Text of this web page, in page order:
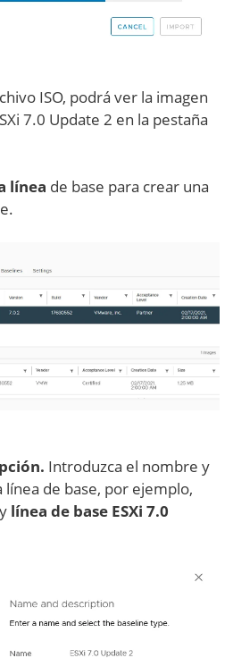
ISO, podrá ver la imagen
7.0 Update 2 en la pestaña
línea de base para crear una
Introduzca el nombre y
línea de base, por ejemplo,
línea de base ESXi 7.0